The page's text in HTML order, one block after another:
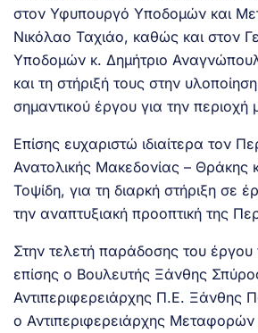
στον Υφυπουργό Υποδομών και
Νικόλαο Ταχιάο, καθώς και στον
Υποδομών κ. Δημήτριο
και τη στήριξή τους στην
σημαντικού έργου για την περιοχή
Επίσης ευχαριστώ ιδιαίτερα τον
Ανατολικής Μακεδονίας – Θράκης
Τοψίδη, για τη διαρκή στήριξη σε
την αναπτυξιακή προοπτική της
Στην τελετή παράδοσης του
επίσης ο Βουλευτής Ξάνθης
Αντιπεριφερειάρχης Π.Ε. Ξάνθης
ο Αντιπεριφερειάρχης Μεταφορών